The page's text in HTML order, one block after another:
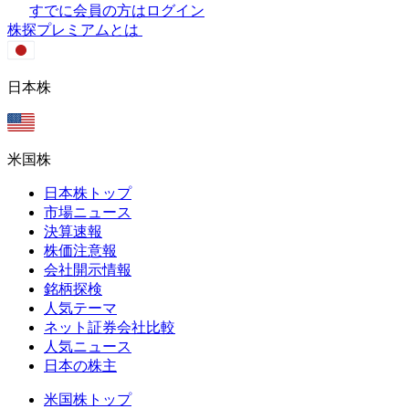
すでに会員の方はログイン
株探プレミアムとは
日本株
米国株
日本株トップ
市場ニュース
決算速報
株価注意報
会社開示情報
銘柄探検
人気テーマ
ネット証券会社比較
人気ニュース
日本の株主
米国株トップ